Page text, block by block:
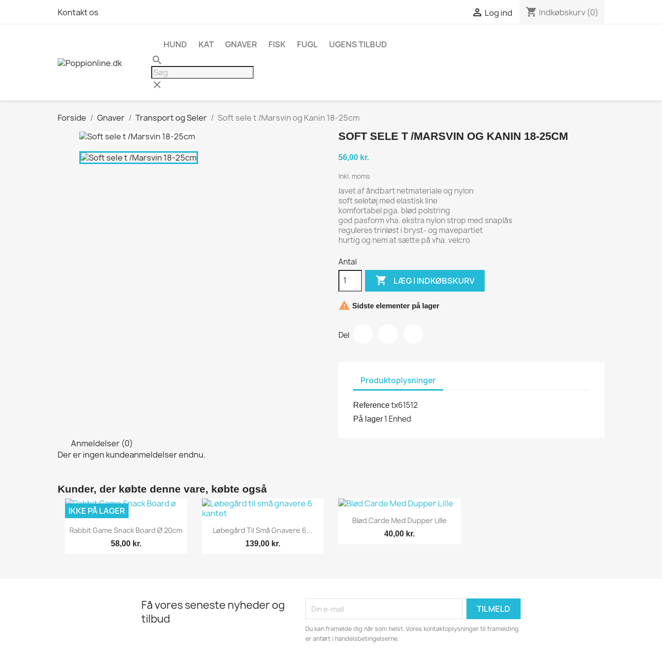
Kontakt os  Log ind shopping_cart Indkøbskurv (0)
HUND KAT GNAVER FISK FUGL UGENS TILBUD
search
clear
Forside Gnaver Transport og Seler Soft sele t /Marsvin og Kanin 18-25cm
SOFT SELE T /MARSVIN OG KANIN 18-25CM
56,00 kr.
Inkl. moms
lavet af åndbart netmateriale og nylon
soft seletøj med elastisk line
komfortabel pga. blød polstring
god pasform vha. ekstra nylon strop med snaplås
reguleres trinløst i bryst- og mavepartiet
hurtig og nem at sætte på vha. velcro
Antal
 LÆG I INDKØBSKURV
 Sidste elementer på lager
Del
Produktoplysninger
Referencetx61512
På lager 1 Enhed
Anmeldelser (0)
Der er ingen kundeanmeldelser endnu.
Kunder, der købte denne vare, købte også
Vis her
Rabbit Game Snack Board Ø 20cm
58,00 kr.
IKKE PÅ LAGER
 Vis her
Løbegård Til Små Gnavere 6...
139,00 kr.
 Vis her
Blød Carde Med Dupper Lille
40,00 kr.
Få vores seneste nyheder og
tilbud
Du kan framelde dig når som helst. Vores kontaktoplysninger til framelding
er anført i handelsbetingelserne.